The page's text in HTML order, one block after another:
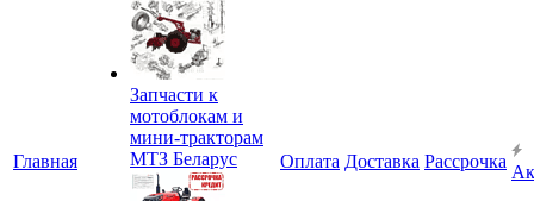
Главная
Запчасти к
мотоблокам и
мини-тракторам
МТЗ Беларус
Оплата Доставка Рассрочка